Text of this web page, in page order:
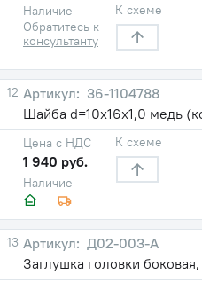
Наличие
Обратитесь к
консультанту
К схеме
12
36-1104788
Шайба d=10х16х1,0 медь
Наличие
Цена с НДС
1 940 руб.
К схеме
13
Д02-003-А
Заглушка головки